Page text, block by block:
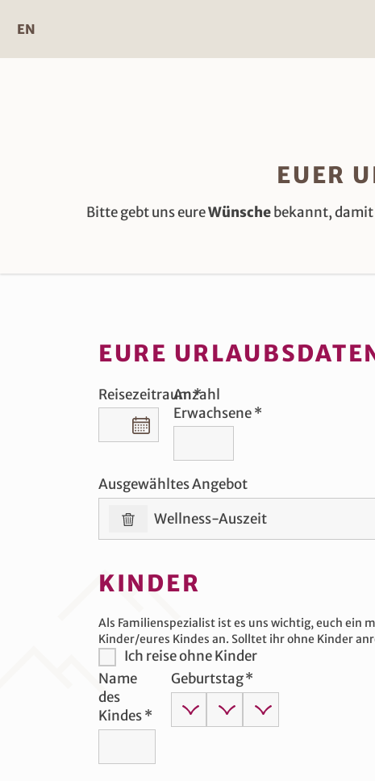
Inhalt
EN
EUER
Bitte gebt uns eureWünschebekannt, damit
EURE
Reisezeitraum
Reisezeitraum
Anzahl
Erwachsene
Ausgewähltes Angebot
Wellness-Auszeit
KINDER
Als Familienspezialist ist es uns wichtig, euch ein
Kinder/eures Kindes an. Solltet ihr ohne Kinder
Ich reise ohne Kinder
Name
des
Kindes
Geburtstag